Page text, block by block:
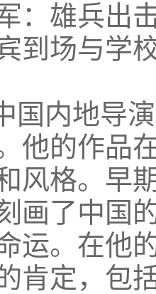
：雄兵出
到场与学
国内地导
他的作品
风格。早
画了中国
运。在他
肯定，包